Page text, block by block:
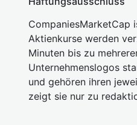
CompaniesMarketCap
Aktienkurse werden
Minuten bis zu
Unternehmenslogos
und gehören ihren
zeigt sie nur zu